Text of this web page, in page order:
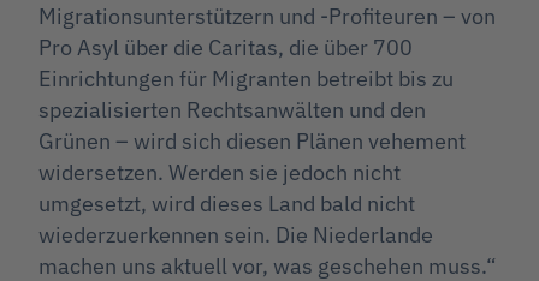
Migrationsunterstützern und -Profiteuren – von
Pro Asyl über die Caritas, die über 700
Einrichtungen für Migranten betreibt bis zu
spezialisierten Rechtsanwälten und den
Grünen – wird sich diesen Plänen vehement
widersetzen. Werden sie jedoch nicht
umgesetzt, wird dieses Land bald nicht
wiederzuerkennen sein. Die Niederlande
machen uns aktuell vor, was geschehen muss.“